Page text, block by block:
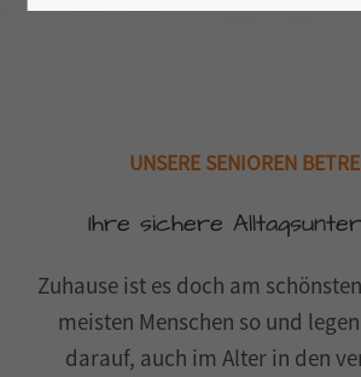
UNSERE SENIOREN
Ihre sichere
Zuhause ist es doch am
meisten Menschen so und
darauf, auch im Alter in den